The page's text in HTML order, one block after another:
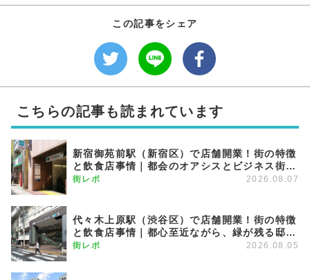
この記事をシェア
こちらの記事も読まれています
新宿御苑前駅（新宿区）で店舗開業！街の特徴
と飲食店事情｜都会のオアシスとビジネス街が
調和する優雅な街
街レポ 2026.08.07
代々木上原駅（渋谷区）で店舗開業！街の特徴
と飲食店事情｜都心至近ながら、緑が残る邸宅
エリア
街レポ 2026.08.05